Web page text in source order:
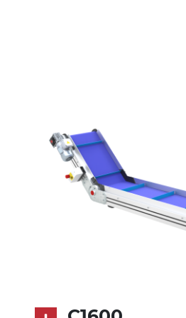
Alu-Legierung
Ständer
ausziehbare
aus
Beine aus
Schwenkräder mit/